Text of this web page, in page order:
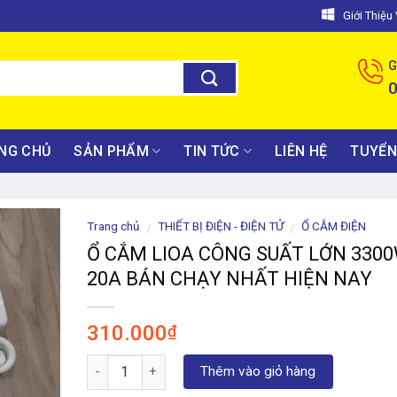
Giới Thiệu
CHỦ SẢN PHẨM TIN TỨC LIÊN HỆ
Trang chủ / THIẾT BỊ ĐIỆN - ĐIỆN TỬ / Ổ CẮM ĐIỆN
Ổ CẮM LIOA CÔNG SUẤT LỚN
20A BÁN CHẠY NHẤT HIỆN NAY
310.000₫
Số lượng Thêm vào giỏ hàng